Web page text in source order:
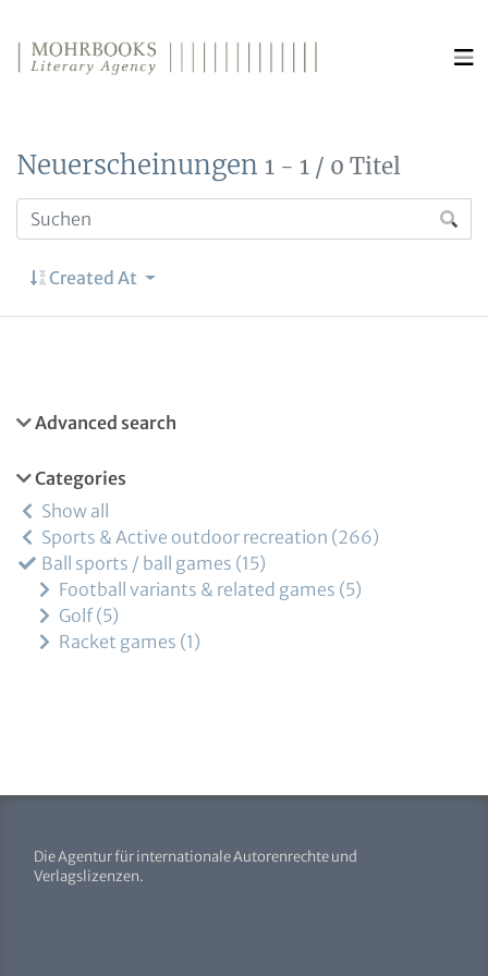
Neuerscheinungen 1 - 1 / 0 Titel
Created At
Advanced search
Categories
Show all
Sports & Active outdoor recreation 266
Ball sports / ball games 15
Football variants & related games 5
Golf 5
Racket games 1
Die Agentur für internationale Autorenrechte und
Verlagslizenzen.